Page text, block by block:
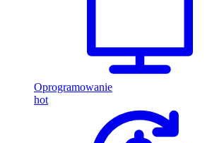
Oprogramowanie
hot